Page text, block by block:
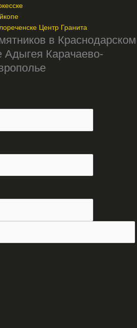
в Краснодарском
Адыгея Карачаево-